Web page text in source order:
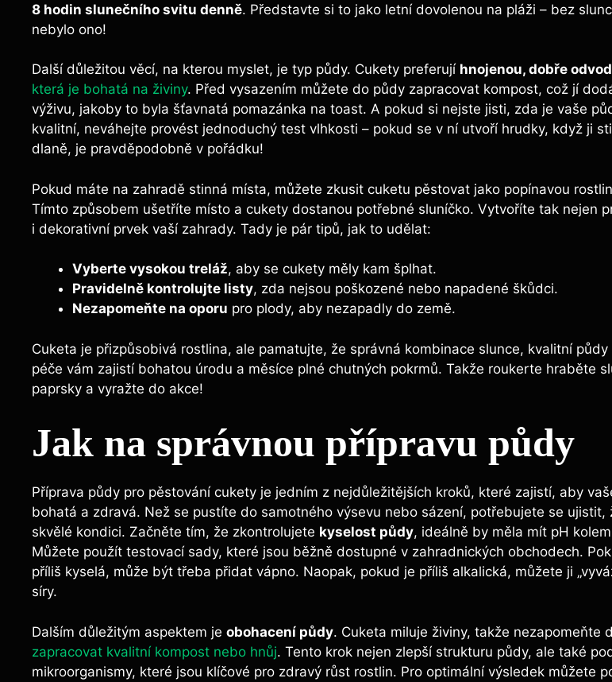
8 hodin slunečního svitu denně. Představte si to jako letní dovolenou na pláži – bez
nebylo ono!
Další důležitou věcí, na kterou myslet, je typ půdy. Cukety preferují hnojenou, dobře
která je bohatá na živiny. Před vysazením můžete do půdy zapracovat kompost, což jí
výživu, jakoby to byla šťavnatá pomazánka na toast. A pokud si nejste jisti, zda je vaše
kvalitní, neváhejte provést jednoduchý test vlhkosti – pokud se v ní utvoří hrudky, když ji
dlaně, je pravděpodobně v pořádku!
Pokud máte na zahradě stinná místa, můžete zkusit cuketu pěstovat jako popínavou
Tímto způsobem ušetříte místo a cukety dostanou potřebné sluníčko. Vytvoříte tak nejen
i dekorativní prvek vaší zahrady. Tady je pár tipů, jak to udělat:
Vyberte vysokou treláž, aby se cukety měly kam šplhat.
Pravidelně kontrolujte listy, zda nejsou poškozené nebo napadené škůdci.
Nezapomeňte na oporu pro plody, aby nezapadly do země.
Cuketa je přizpůsobivá rostlina, ale pamatujte, že správná kombinace slunce, kvalitní
péče vám zajistí bohatou úrodu a měsíce plné chutných pokrmů. Takže roukerte hraběte
paprsky a vyražte do akce!
Jak na správnou přípravu půdy
Příprava půdy pro pěstování cukety je jedním z nejdůležitějších kroků, které zajistí, aby
bohatá a zdravá. Než se pustíte do samotného výsevu nebo sázení, potřebujete se ujistit,
skvělé kondici. Začněte tím, že zkontrolujete kyselost půdy, ideálně by měla mít pH
Můžete použít testovací sady, které jsou běžně dostupné v zahradnických obchodech.
příliš kyselá, může být třeba přidat vápno. Naopak, pokud je příliš alkalická, můžete ji
síry.
Dalším důležitým aspektem je obohacení půdy. Cuketa miluje živiny, takže nezapomeňte
zapracovat kvalitní kompost nebo hnůj. Tento krok nejen zlepší strukturu půdy, ale také
mikroorganismy, které jsou klíčové pro zdravý růst rostlin. Pro optimální výsledek můžete